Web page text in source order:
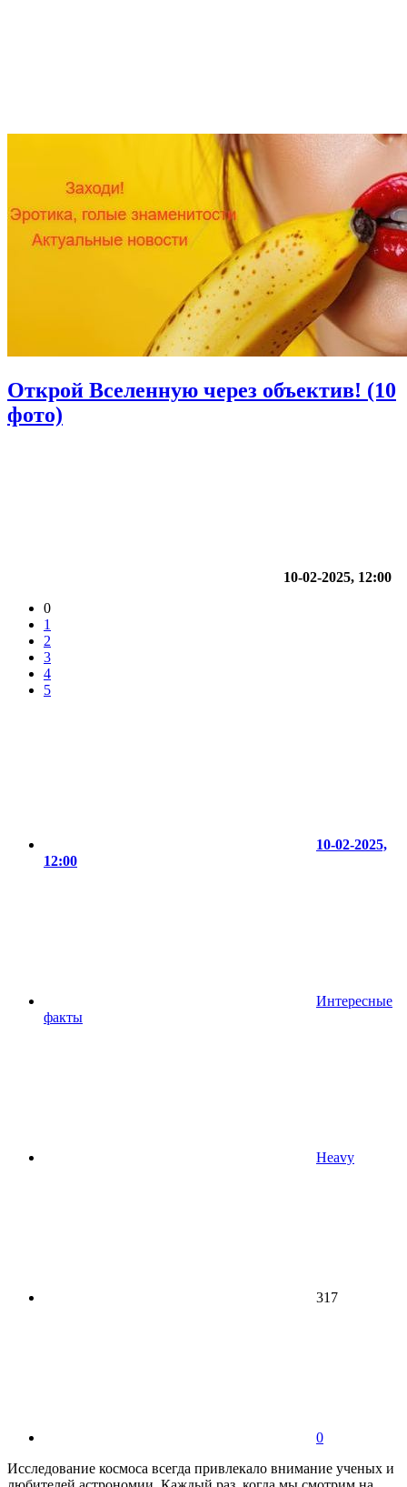
Открой Вселенную через объектив! (10
фото)
10-02-2025, 12:00
0
1
2
3
4
5
10-02-2025,
12:00
Интересные
факты
Heavy
317
0
Исследование космоса всегда привлекало внимание ученых и